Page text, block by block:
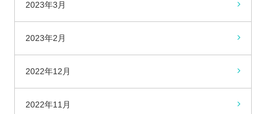
2023年3月
2023年2月
2022年12月
2022年11月